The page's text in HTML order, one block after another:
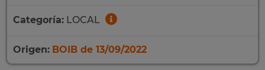
Categoría: LOCAL
Origen: BOIB de 13/09/2022